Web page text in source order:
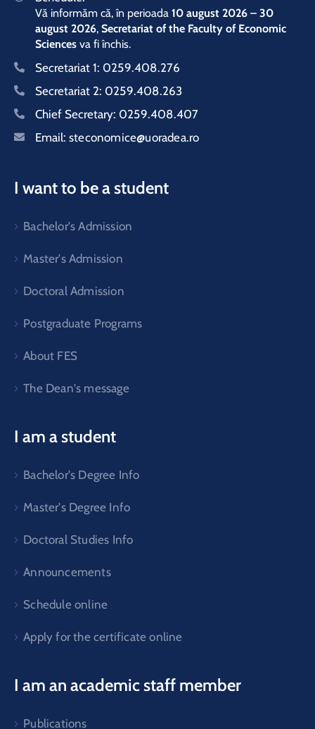
Vă informăm că, în perioada 10 august 2026 – 30
august 2026, Secretariat of the Faculty of Economic
Sciences va fi închis.
Secretariat 1: 0259.408.276
Secretariat 2: 0259.408.263
Chief Secretary: 0259.408.407
Email: steconomice@uoradea.ro
I want to be a student
Bachelor's Admission
Master's Admission
Doctoral Admission
Postgraduate Programs
About FES
The Dean's message
I am a student
Bachelor's Degree Info
Master's Degree Info
Doctoral Studies Info
Announcements
Schedule online
Apply for the certificate online
I am an academic staff member
Publications